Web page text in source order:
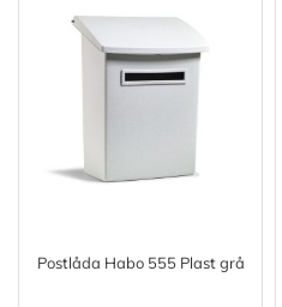
Postlåda Habo 555 Plast grå